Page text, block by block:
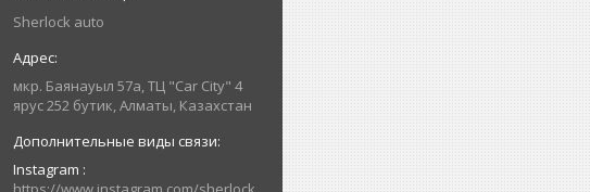
Sherlock auto
мкр. Баянауыл 57а, ТЦ "Car Сity" 4
ярус 252 бутик, Алматы, Казахстан
Instagram